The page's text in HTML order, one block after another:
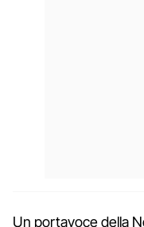
Un portavoce della